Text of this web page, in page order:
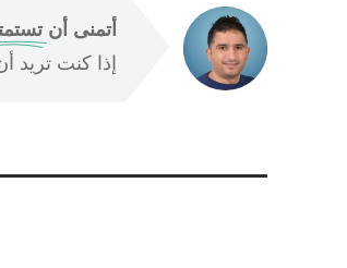
أتمنى أن
إذا كنت تريد